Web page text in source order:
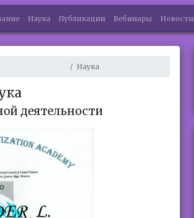
Наука Публикации Вебинары Новости
Наука
деятельности